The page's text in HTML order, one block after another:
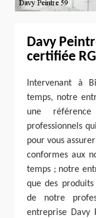
Davy
certifiée
Intervenant à
temps, notre
une
professionnels
pour vous
conformes aux
temps ; notre
que des
de notre
entreprise